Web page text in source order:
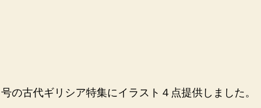
の古代ギリシア特集にイラスト４点提供しました。